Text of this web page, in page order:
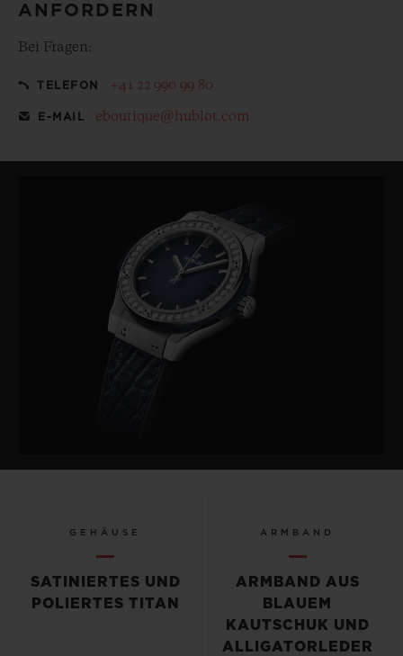
ANFORDERN
Bei Fragen:
TELEFON +41 22 990 99 80
E-MAIL eboutique@hublot.com
GEHÄUSE
SATINIERTES UND
POLIERTES TITAN
ARMBAND
ARMBAND AUS
BLAUEM
KAUTSCHUK UND
ALLIGATORLEDER